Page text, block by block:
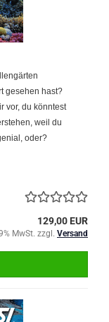
gesehen hast?
vor, du könntest
weil du
oder?
129,00 EUR
MwSt. zzgl. Versand